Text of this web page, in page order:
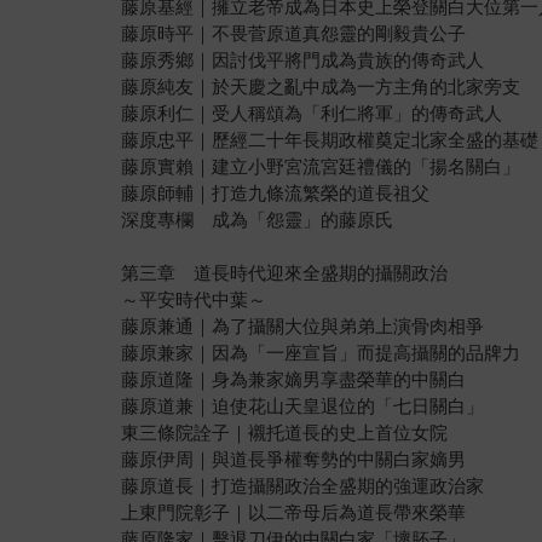
藤原基經｜擁立老帝成為日本史上榮登關白大位第一
藤原時平｜不畏菅原道真怨靈的剛毅貴公子
藤原秀鄉｜因討伐平將門成為貴族的傳奇武人
藤原純友｜於天慶之亂中成為一方主角的北家旁支
藤原利仁｜受人稱頌為「利仁將軍」的傳奇武人
藤原忠平｜歷經二十年長期政權奠定北家全盛的基礎
藤原實賴｜建立小野宮流宮廷禮儀的「揚名關白」
藤原師輔｜打造九條流繁榮的道長祖父
深度專欄 成為「怨靈」的藤原氏
第三章 道長時代迎來全盛期的攝關政治
～平安時代中葉～
藤原兼通｜為了攝關大位與弟弟上演骨肉相爭
藤原兼家｜因為「一座宣旨」而提高攝關的品牌力
藤原道隆｜身為兼家嫡男享盡榮華的中關白
藤原道兼｜迫使花山天皇退位的「七日關白」
東三條院詮子｜襯托道長的史上首位女院
藤原伊周｜與道長爭權奪勢的中關白家嫡男
藤原道長｜打造攝關政治全盛期的強運政治家
上東門院彰子｜以二帝母后為道長帶來榮華